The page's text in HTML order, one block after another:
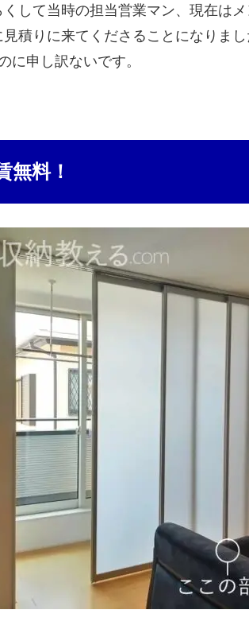
して当時の担当営業マン、現在は
積りに来てくださることになりま
に申し訳ないです。
無料！